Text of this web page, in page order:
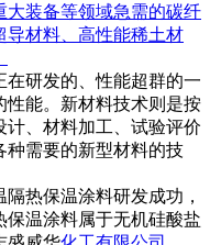
大装备等领域急需的碳纤
导材料、高性能稀土材
在研发的、性能超群的一
性能。新材料技术则是按
计、材料加工、试验评价
种需要的新型材料的技
热保温涂料研发成功，
温涂料属于无机硅酸盐